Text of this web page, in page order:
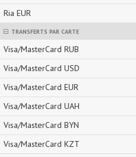
Ria EUR
TRANSFERTS PAR CARTE
Visa/MasterCard RUB
Visa/MasterCard USD
Visa/MasterCard EUR
Visa/MasterCard UAH
Visa/MasterCard BYN
Visa/MasterCard KZT